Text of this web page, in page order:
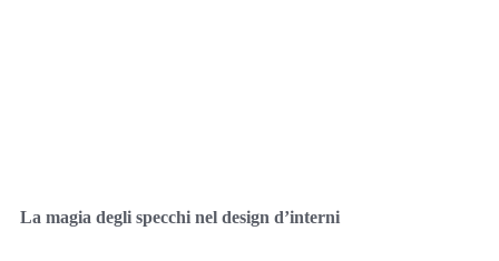
La magia degli specchi nel design d’interni